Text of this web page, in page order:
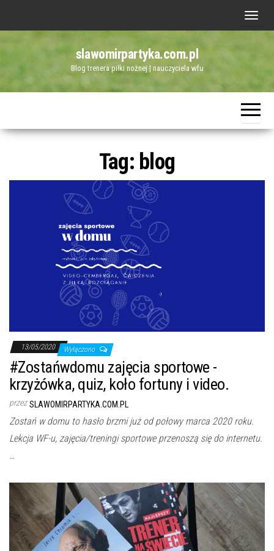
P
ą
c
z
slawomirpartyka.com.pl
Blog trenera piłki nożnej | nauczyciela wfu
Tag: blog
13/05/2020 Wyłączono
#Zostańwdomu zajęcia sportowe -
krzyżówka, quiz, koło fortuny i video.
przez SLAWOMIRPARTYKA.COM.PL
Zostań w domu to hasło brzmi już od połowy marca 2020 roku.
Lekcja WF-u, zajęcia/treningi sportowe przenoszą się do internetu.
…